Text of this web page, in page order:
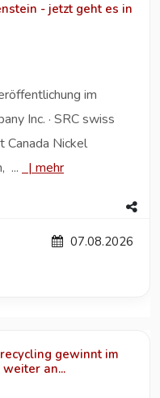
- jetzt geht es in
im
Inc. · SRC swiss
Canada Nickel
...
| mehr
07.08.2026
gewinnt im
an...